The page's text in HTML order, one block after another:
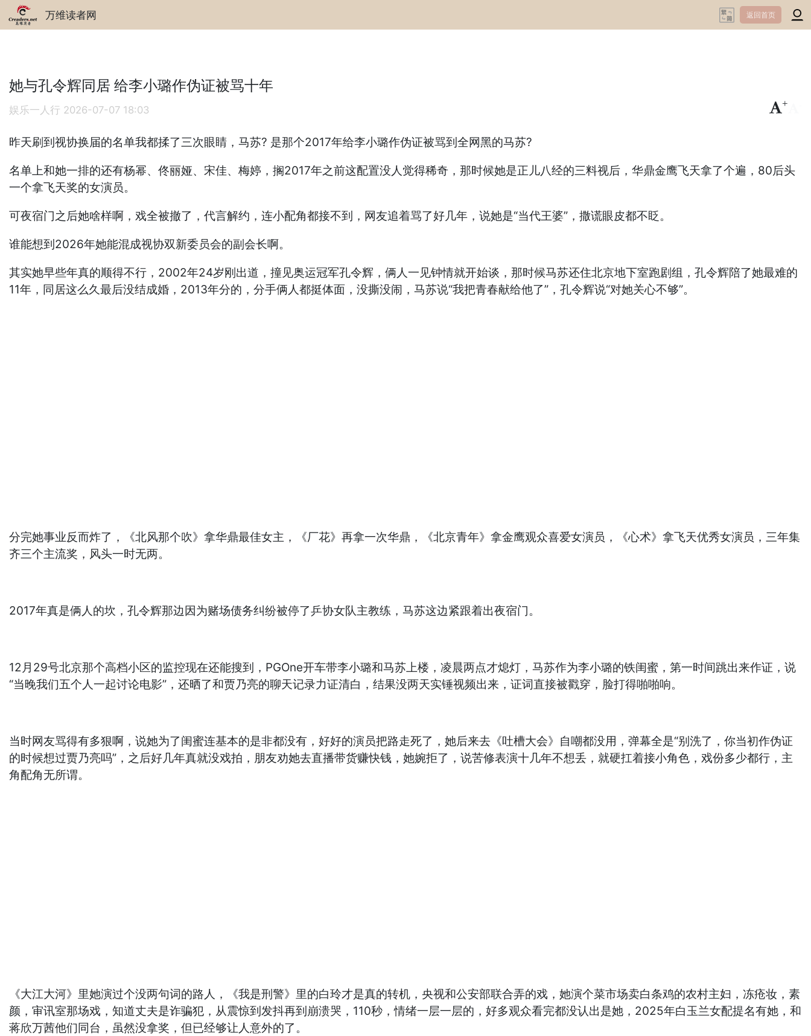
万维读者网 返回首页
她与孔令辉同居 给李小璐作伪证被骂十年
娱乐一人行 2026-07-07 18:03
+
昨天刷到视协换届的名单我都揉了三次眼睛，马苏? 是那个2017年给李小璐作伪证被骂到全网黑的马苏?
名单上和她一排的还有杨幂、佟丽娅、宋佳、梅婷，搁2017年之前这配置没人觉得稀奇，那时候她是正儿八经的三料视后，华鼎金鹰飞天拿了个遍，80后头
一个拿飞天奖的女演员。
可夜宿门之后她啥样啊，戏全被撤了，代言解约，连小配角都接不到，网友追着骂了好几年，说她是“当代王婆”，撒谎眼皮都不眨。
谁能想到2026年她能混成视协双新委员会的副会长啊。
其实她早些年真的顺得不行，2002年24岁刚出道，撞见奥运冠军孔令辉，俩人一见钟情就开始谈，那时候马苏还住北京地下室跑剧组，孔令辉陪了她最难的
11年，同居这么久最后没结成婚，2013年分的，分手俩人都挺体面，没撕没闹，马苏说“我把青春献给他了”，孔令辉说“对她关心不够”。
分完她事业反而炸了，《北风那个吹》拿华鼎最佳女主，《厂花》再拿一次华鼎，《北京青年》拿金鹰观众喜爱女演员，《心术》拿飞天优秀女演员，三年集
齐三个主流奖，风头一时无两。
2017年真是俩人的坎，孔令辉那边因为赌场债务纠纷被停了乒协女队主教练，马苏这边紧跟着出夜宿门。
12月29号北京那个高档小区的监控现在还能搜到，PGOne开车带李小璐和马苏上楼，凌晨两点才熄灯，马苏作为李小璐的铁闺蜜，第一时间跳出来作证，说
“当晚我们五个人一起讨论电影”，还晒了和贾乃亮的聊天记录力证清白，结果没两天实锤视频出来，证词直接被戳穿，脸打得啪啪响。
当时网友骂得有多狠啊，说她为了闺蜜连基本的是非都没有，好好的演员把路走死了，她后来去《吐槽大会》自嘲都没用，弹幕全是“别洗了，你当初作伪证
的时候想过贾乃亮吗”，之后好几年真就没戏拍，朋友劝她去直播带货赚快钱，她婉拒了，说苦修表演十几年不想丢，就硬扛着接小角色，戏份多少都行，主
角配角无所谓。
《大江大河》里她演过个没两句词的路人，《我是刑警》里的白玲才是真的转机，央视和公安部联合弄的戏，她演个菜市场卖白条鸡的农村主妇，冻疮妆，素
颜，审讯室那场戏，知道丈夫是诈骗犯，从震惊到发抖再到崩溃哭，110秒，情绪一层一层的，好多观众看完都没认出是她，2025年白玉兰女配提名有她，和
蒋欣万茜他们同台，虽然没拿奖，但已经够让人意外的了。